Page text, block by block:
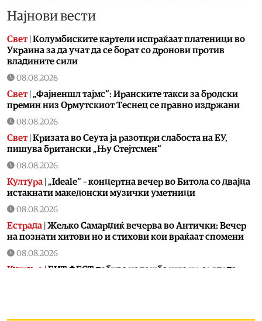
Најнови вести
Свет| Колумбиските картели испраќаат платеници во
Украина за да учат да се борат со дронови против
владините сили
08.08.2026
Свет| „Фајненшл тајмс“: Иранските такси за бродски
премин низ Ормутскиот Теснец се правно издржани
08.08.2026
Свет| Кризата во Сеута ја разоткри слабостa на ЕУ,
пишува британски „Њу Стејтсмен“
08.08.2026
Култура „Ideale“ – концертна вечер во Битола со двајца
истакнати македонски музички уметници
08.08.2026
Естрада Жељко Самарџиќ вечерва во Антички: Вечер
на познати хитови но и стихови кои враќаат спомени
08.08.2026
Култура |БИТ ФЕСТ добива изложба што не се гледа